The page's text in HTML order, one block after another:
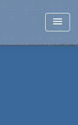
menu